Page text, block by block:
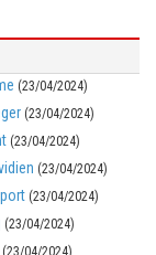
(23/04/2024)
(23/04/2024)
(23/04/2024)
(23/04/2024)
(23/04/2024)
(23/04/2024)